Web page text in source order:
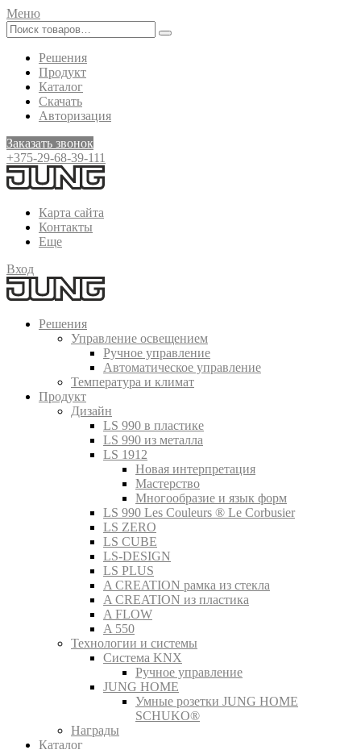
Меню
Решения
Продукт
Каталог
Скачать
Авторизация
Заказать звонок
+375-29-68-39-111
Карта сайта
Контакты
Еще
Вход
Решения
Управление освещением
Ручное управление
Автоматическое управление
Температура и климат
Продукт
Дизайн
LS 990 в пластике
LS 990 из металла
LS 1912
Новая интерпретация
Мастерство
Многообразие и язык форм
LS 990 Les Couleurs ® Le Corbusier
LS ZERO
LS CUBE
LS-DESIGN
LS PLUS
A CREATION рамка из стекла
A CREATION из пластика
A FLOW
A 550
Технологии и системы
Система KNX
Ручное управление
JUNG HOME
Умные розетки JUNG HOME
SCHUKO®
Награды
Каталог